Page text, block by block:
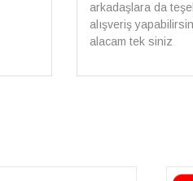
güvenli bir alisveris
yapilmisti sorunsuz
alisveris adresim